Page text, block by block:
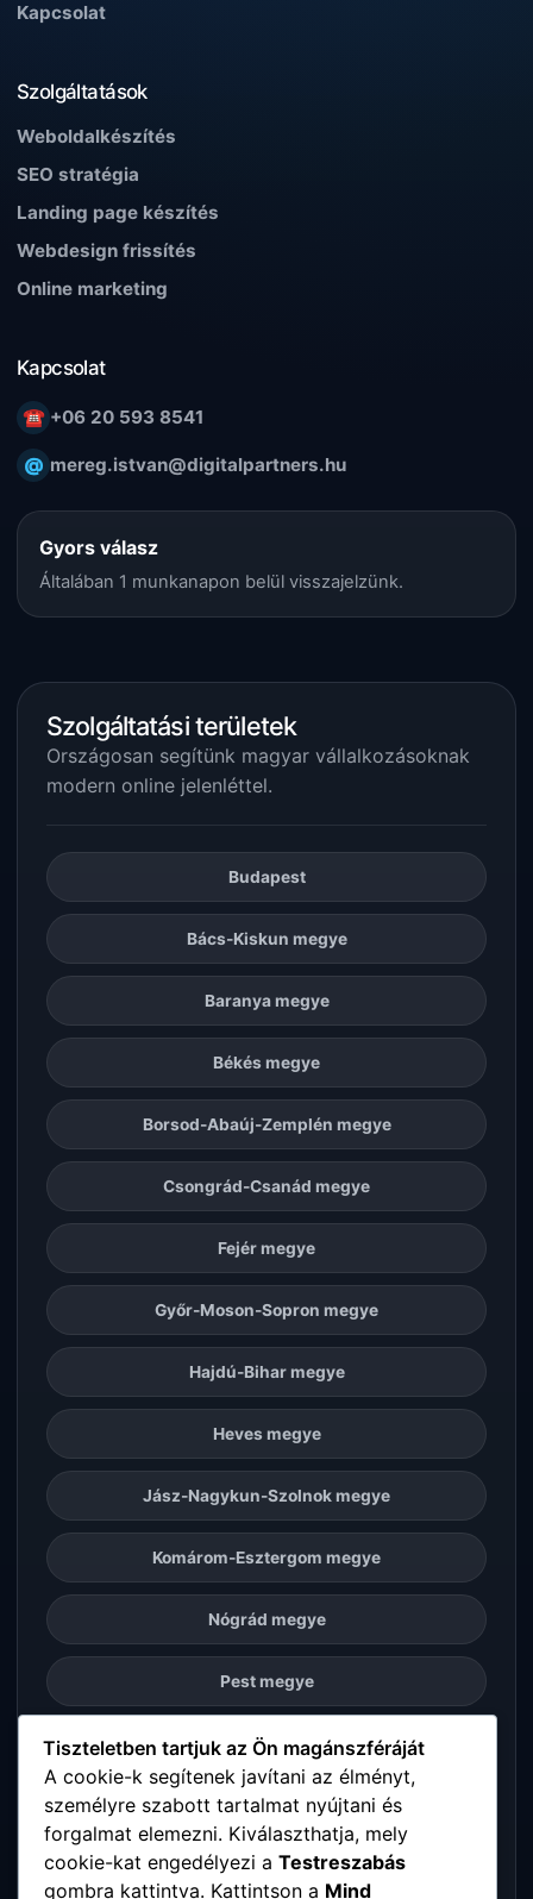
Kapcsolat
Szolgáltatások
Weboldalkészítés
SEO stratégia
Landing page készítés
Webdesign frissítés
Online marketing
Kapcsolat
☎ +06 20 593 8541
@ mereg.istvan@digitalpartners.hu
Gyors válasz
Általában 1 munkanapon belül visszajelzünk.
Szolgáltatási területek
Országosan segítünk magyar vállalkozásoknak
modern online jelenléttel.
Budapest
Bács-Kiskun megye
Baranya megye
Békés megye
Borsod-Abaúj-Zemplén megye
Csongrád-Csanád megye
Fejér megye
Győr-Moson-Sopron megye
Hajdú-Bihar megye
Heves megye
Jász-Nagykun-Szolnok megye
Komárom-Esztergom megye
Nógrád megye
Pest megye
Somogy megye
Szabolcs-Szatmár-Bereg megye
Tolna megye
Tiszteletben tartjuk az Ön magánszféráját
A cookie-k segítenek javítani az élményt,
személyre szabott tartalmat nyújtani és
forgalmat elemezni. Kiválaszthatja, mely
cookie-kat engedélyezi a Testreszabás
gombra kattintva. Kattintson a Mind